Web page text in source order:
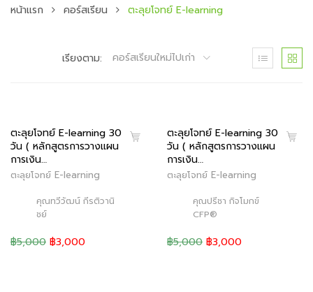
หน้าแรก คอร์สเรียน ตะลุยโจทย์ E-learning
เรียงตาม: คอร์สเรียนใหม่ไปเก่า
ตะลุยโจทย์ E-learning 30
วัน ( หลักสูตรการวางแผน
การเงิน…
ตะลุยโจทย์ E-learning
คุณทวีวัฒน์ กีรติวานิ
ชย์
฿5,000 ฿3,000
ตะลุยโจทย์ E-learning 30
วัน ( หลักสูตรการวางแผน
การเงิน…
ตะลุยโจทย์ E-learning
คุณปรีชา กิจโมกข์
CFP®
฿5,000 ฿3,000